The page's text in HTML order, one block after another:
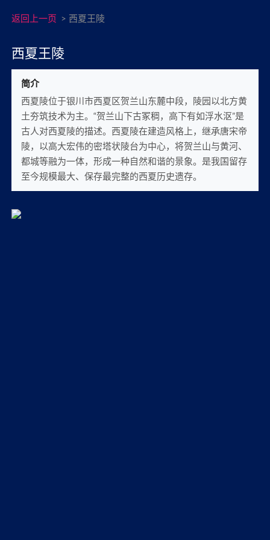
返回上一页 > 西夏王陵
西夏王陵
简介
西夏陵位于银川市西夏区贺兰山东麓中段，陵园以北方黄
土夯筑技术为主。“贺兰山下古冢稠，高下有如浮水沤”是
古人对西夏陵的描述。西夏陵在建造风格上，继承唐宋帝
陵，以高大宏伟的密塔状陵台为中心，将贺兰山与黄河、
都城等融为一体，形成一种自然和谐的景象。是我国留存
至今规模最大、保存最完整的西夏历史遗存。